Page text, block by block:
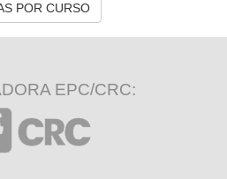
POR CURSO
EPC/CRC: